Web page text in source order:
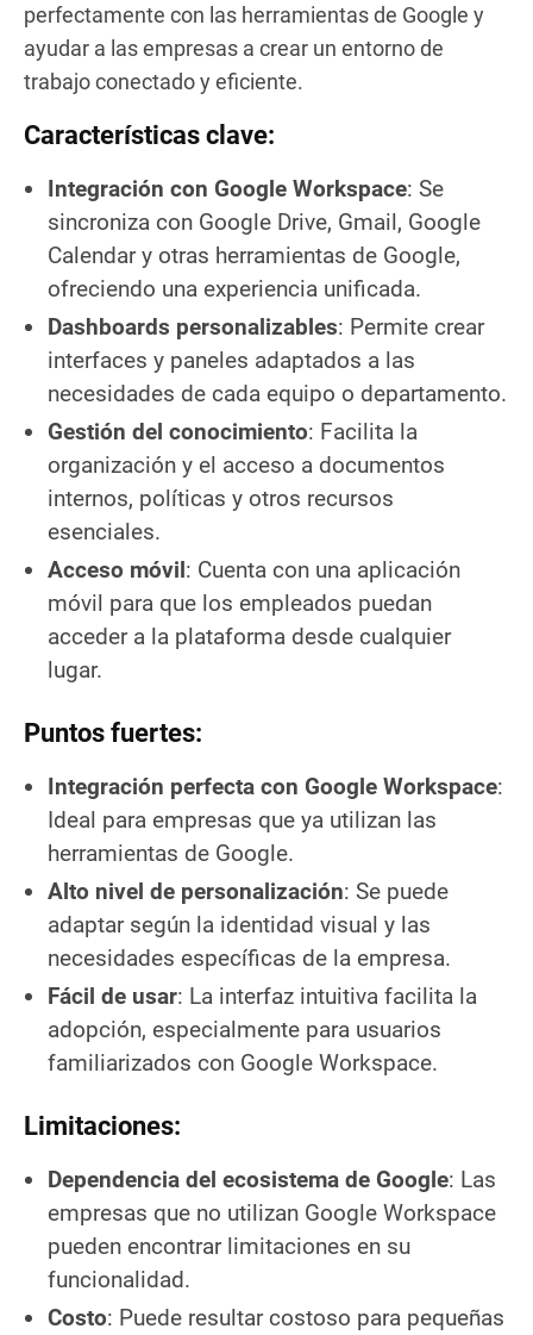
perfectamente con las herramientas de Google y
ayudar a las empresas a crear un entorno de
trabajo conectado y eficiente.
Características clave:
Integración con Google Workspace: Se
sincroniza con Google Drive, Gmail, Google
Calendar y otras herramientas de Google,
ofreciendo una experiencia unificada.
Dashboards personalizables: Permite crear
interfaces y paneles adaptados a las
necesidades de cada equipo o departamento.
Gestión del conocimiento: Facilita la
organización y el acceso a documentos
internos, políticas y otros recursos
esenciales.
Acceso móvil: Cuenta con una aplicación
móvil para que los empleados puedan
acceder a la plataforma desde cualquier
lugar.
Puntos fuertes:
Integración perfecta con Google Workspace:
Ideal para empresas que ya utilizan las
herramientas de Google.
Alto nivel de personalización: Se puede
adaptar según la identidad visual y las
necesidades específicas de la empresa.
Fácil de usar: La interfaz intuitiva facilita la
adopción, especialmente para usuarios
familiarizados con Google Workspace.
Limitaciones:
Dependencia del ecosistema de Google: Las
empresas que no utilizan Google Workspace
pueden encontrar limitaciones en su
funcionalidad.
Costo: Puede resultar costoso para pequeñas